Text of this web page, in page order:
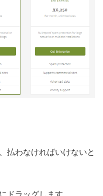
払わなければいけないと